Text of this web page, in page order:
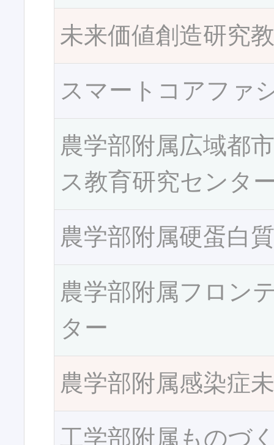
未来価値創造研究
スマートコアファ
農学部附属広域都
ス教育研究センタ
農学部附属硬蛋白
農学部附属フロン
ター
農学部附属感染症
工学部附属ものづ